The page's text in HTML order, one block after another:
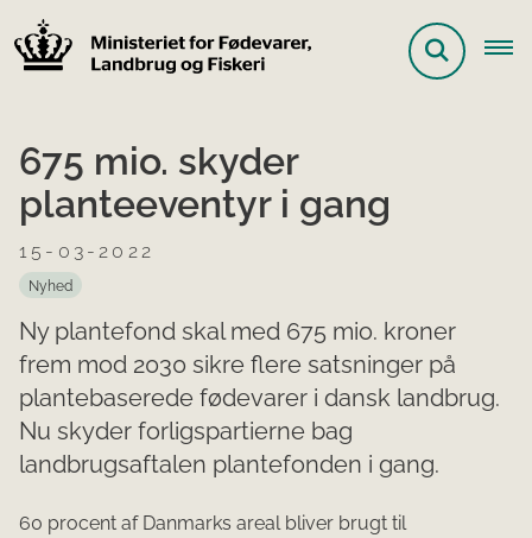
675 mio. skyder
planteeventyr i gang
15-03-2022
Nyhed
Ny plantefond skal med 675 mio. kroner
frem mod 2030 sikre flere satsninger på
plantebaserede fødevarer i dansk landbrug.
Nu skyder forligspartierne bag
landbrugsaftalen plantefonden i gang.
60 procent af Danmarks areal bliver brugt til